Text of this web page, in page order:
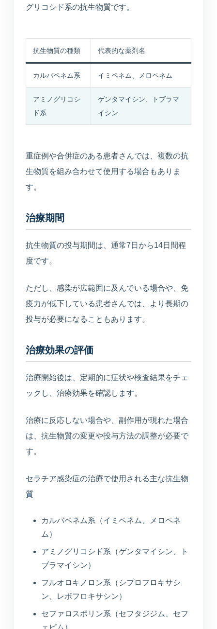
グリコシド系の抗生物質です。
抗生物質の種類 代表的な薬剤名
カルバペネム系 イミペネム、メロペネム
アミノグリコシ
ド系
ゲンタマイシン、トブラマ
イシン
重症例や合併症のある患者さんでは、複数の抗
生物質を組み合わせて使用する場合もありま
す。
治療期間
抗生物質の投与期間は、通常7日から14日間程
度です。
ただし、感染が広範囲に及んでいる場合や、免
疫力が低下している患者さんでは、より長期の
投与が必要になることもあります。
治療効果の評価
治療開始後は、定期的に症状や検査結果をチェ
ックし、治療効果を確認します。
治療に反応しない場合や、副作用が現れた場合
は、抗生物質の変更や投与方法の調整が必要で
す。
セラチア感染症の治療で使用される主な抗生物
質
カルバペネム系（イミペネム、メロペネ
ム）
アミノグリコシド系（ゲンタマイシン、ト
ブラマイシン）
フルオロキノロン系（シプロフロキサシ
ン、レボフロキサシン）
セファロスポリン系（セフタジジム、セフ